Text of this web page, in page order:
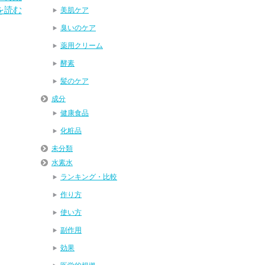
読む
美肌ケア
臭いのケア
薬用クリーム
酵素
髪のケア
成分
健康食品
化粧品
未分類
水素水
ランキング・比較
作り方
使い方
副作用
効果